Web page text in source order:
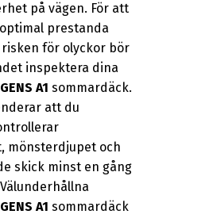
på vägen. För att
prestanda
för olyckor bör
inspektera dina
A1 sommardäck.
att du
mönsterdjupet och
skick minst en gång
A1 sommardäck